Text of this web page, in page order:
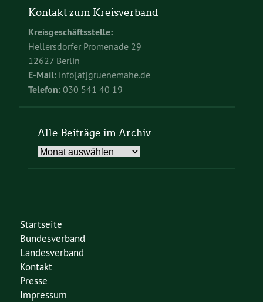
Kontakt zum Kreisverband
Kreisgeschäftsstelle:
Hellersdorfer Promenade 29
12627 Berlin
E-Mail: info[at]gruenemahe.de
Telefon: 030 541 40 19
Alle Beiträge im Archiv
Alle
Startseite
Bundesverband
Landesverband
Kontakt
Presse
Impressum